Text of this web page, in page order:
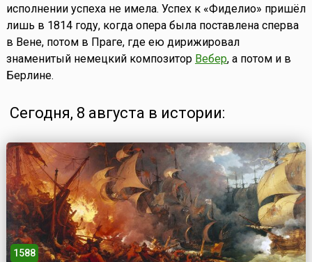
исполнении успеха не имела. Успех к «Фиделио» пришёл
лишь в 1814 году, когда опера была поставлена сперва
в Вене, потом в Праге, где ею дирижировал
знаменитый немецкий композитор Вебер, а потом и в
Берлине.
Сегодня, 8 августа в истории:
1588